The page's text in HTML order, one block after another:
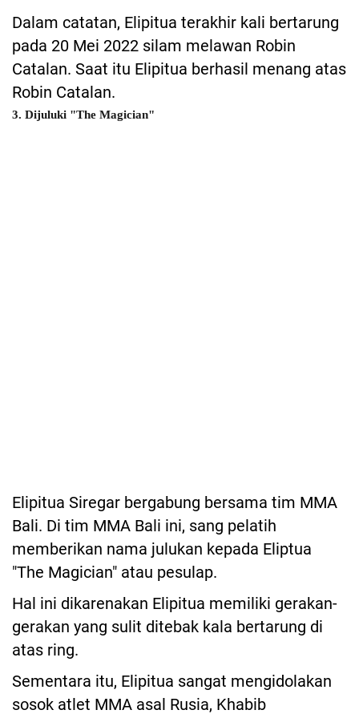
Dalam catatan, Elipitua terakhir kali bertarung
pada 20 Mei 2022 silam melawan Robin
Catalan. Saat itu Elipitua berhasil menang atas
Robin Catalan.
3. Dijuluki "The Magician"
Elipitua Siregar bergabung bersama tim MMA
Bali. Di tim MMA Bali ini, sang pelatih
memberikan nama julukan kepada Eliptua
"The Magician" atau pesulap.
Hal ini dikarenakan Elipitua memiliki gerakan-
gerakan yang sulit ditebak kala bertarung di
atas ring.
Sementara itu, Elipitua sangat mengidolakan
sosok atlet MMA asal Rusia, Khabib